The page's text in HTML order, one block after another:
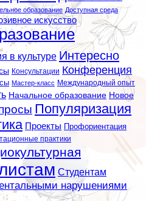
образование Доступная среда
искусство
в культуре Интересно
Консультации Конференция
Мастер-класс Международный опыт
Начальное образование Новое
Популяризация
Проекты Профориентация
практики
Студентам
нарушениями